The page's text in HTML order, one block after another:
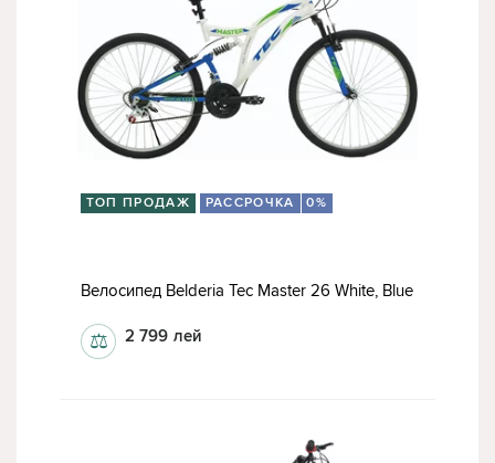
ТОП ПРОДАЖ РАССРОЧКА 0%
Велосипед Belderia Tec Master 26 White, Blue
2 799 лей
⚖